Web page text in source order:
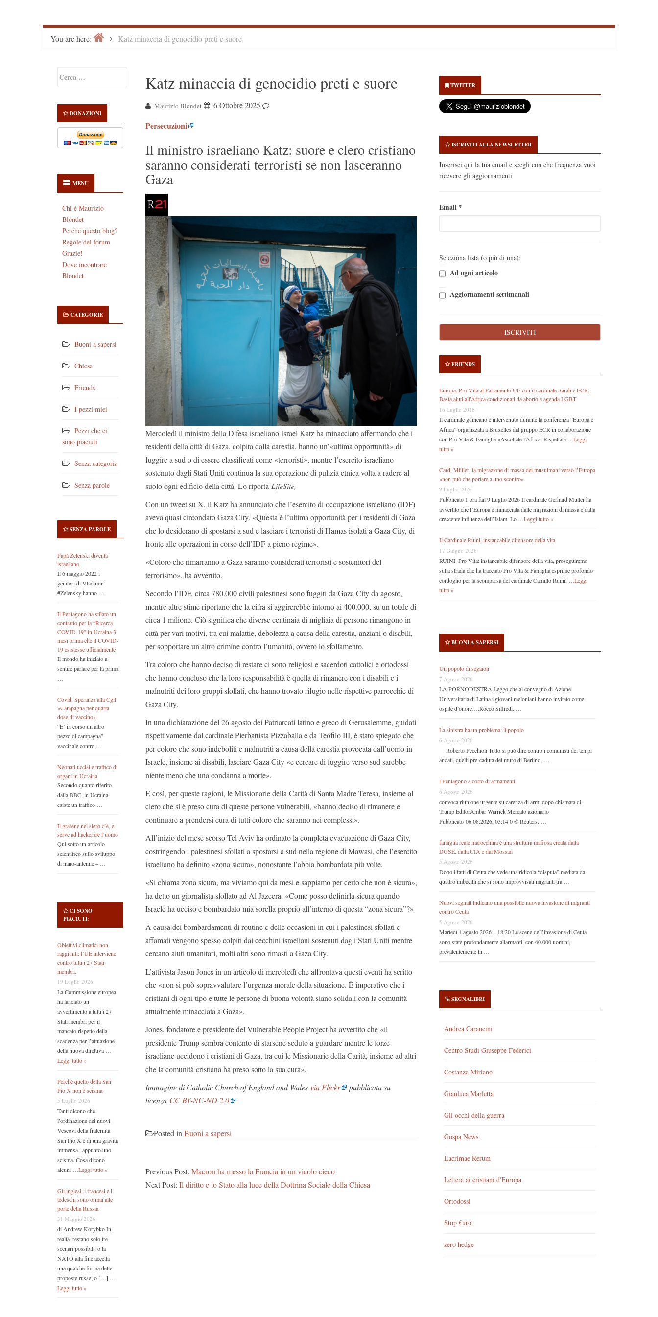
You are here: HomeKatz minaccia di genocidio preti e suore
Sidebar
per:
DONAZIONI
MENU
Chi è Maurizio
Blondet
Perché questo blog?
Regole del forum
Grazie!
Dove incontrare
Blondet
CATEGORIE
Buoni a sapersi
Chiesa
Friends
I pezzi miei
Pezzi che ci
sono piaciuti
Senza categoria
Senza parole
SENZA PAROLE
Papà Zelenski diventa
israeliano
Il 6 maggio 2022 i
genitori di Vladimir
#Zelensky hanno …
Il Pentagono ha stilato un
contratto per la “Ricerca
COVID-19” in Ucraina 3
mesi prima che il COVID-
19 esistesse ufficialmente
Il mondo ha iniziato a
sentire parlare per la prima
…
Covid, Speranza alla Cgil:
«Campagna per quarta
dose di vaccino»
“E’ in corso un altro
pezzo di campagna”
vaccinale contro …
Neonati uccisi e traffico di
organi in Ucraina
Secondo quanto riferito
dalla BBC, in Ucraina
esiste un traffico …
Il grafene nel siero c’è, e
serve ad hackerare l’uomo
Qui sotto un articolo
scientifico sullo sviluppo
di nano-antenne – …
CI SONO
PIACIUTI:
Obiettivi climatici non
raggiunti: l’UE interviene
contro tutti i 27 Stati
membri.
19 Luglio 2026
La Commissione europea
ha lanciato un
avvertimento a tutti i 27
Stati membri per il
mancato rispetto della
scadenza per l’attuazione
della nuova direttiva …
Leggi tutto »
Perché quello della San
Pio X non è scisma
5 Luglio 2026
Tanti dicono che
l’ordinazione dei nuovi
Vescovi della fraternità
San Pio X è di una gravità
immensa , appunto uno
scisma. Cosa dicono
alcuni …Leggi tutto »
Gli inglesi, i francesi e i
tedeschi sono ormai alle
porte della Russia
31 Maggio 2026
di Andrew Korybko In
realtà, restano solo tre
scenari possibili: o la
NATO alla fine accetta
una qualche forma delle
proposte russe; o […] …
Leggi tutto »
Katz minaccia di genocidio preti e suore
Maurizio Blondet 6 Ottobre 2025
Persecuzioni
Il ministro israeliano Katz: suore e clero cristiano
saranno considerati terroristi se non lasceranno
Gaza
Mercoledì il ministro della Difesa israeliano Israel Katz ha minacciato affermando che i
residenti della città di Gaza, colpita dalla carestia, hanno un’«ultima opportunità» di
fuggire a sud o di essere classificati come «terroristi», mentre l’esercito israeliano
sostenuto dagli Stati Uniti continua la sua operazione di pulizia etnica volta a radere al
suolo ogni edificio della città. Lo riporta LifeSite,
Con un tweet su X, il Katz ha annunciato che l’esercito di occupazione israeliano (IDF)
aveva quasi circondato Gaza City. «Questa è l’ultima opportunità per i residenti di Gaza
che lo desiderano di spostarsi a sud e lasciare i terroristi di Hamas isolati a Gaza City, di
fronte alle operazioni in corso dell’IDF a pieno regime».
«Coloro che rimarranno a Gaza saranno considerati terroristi e sostenitori del
terrorismo», ha avvertito.
Secondo l’IDF, circa 780.000 civili palestinesi sono fuggiti da Gaza City da agosto,
mentre altre stime riportano che la cifra si aggirerebbe intorno ai 400.000, su un totale di
circa 1 milione. Ciò significa che diverse centinaia di migliaia di persone rimangono in
città per vari motivi, tra cui malattie, debolezza a causa della carestia, anziani o disabili,
per sopportare un altro crimine contro l’umanità, ovvero lo sfollamento.
Tra coloro che hanno deciso di restare ci sono religiosi e sacerdoti cattolici e ortodossi
che hanno concluso che la loro responsabilità è quella di rimanere con i disabili e i
malnutriti dei loro gruppi sfollati, che hanno trovato rifugio nelle rispettive parrocchie di
Gaza City.
In una dichiarazione del 26 agosto dei Patriarcati latino e greco di Gerusalemme, guidati
rispettivamente dal cardinale Pierbattista Pizzaballa e da Teofilo III, è stato spiegato che
per coloro che sono indeboliti e malnutriti a causa della carestia provocata dall’uomo in
Israele, insieme ai disabili, lasciare Gaza City «e cercare di fuggire verso sud sarebbe
niente meno che una condanna a morte».
E così, per queste ragioni, le Missionarie della Carità di Santa Madre Teresa, insieme al
clero che si è preso cura di queste persone vulnerabili, «hanno deciso di rimanere e
continuare a prendersi cura di tutti coloro che saranno nei complessi».
All’inizio del mese scorso Tel Aviv ha ordinato la completa evacuazione di Gaza City,
costringendo i palestinesi sfollati a spostarsi a sud nella regione di Mawasi, che l’esercito
israeliano ha definito «zona sicura», nonostante l’abbia bombardata più volte.
«Si chiama zona sicura, ma viviamo qui da mesi e sappiamo per certo che non è sicura»,
ha detto un giornalista sfollato ad Al Jazeera. «Come posso definirla sicura quando
Israele ha ucciso e bombardato mia sorella proprio all’interno di questa “zona sicura”?»
A causa dei bombardamenti di routine e delle occasioni in cui i palestinesi sfollati e
affamati vengono spesso colpiti dai cecchini israeliani sostenuti dagli Stati Uniti mentre
cercano aiuti umanitari, molti altri sono rimasti a Gaza City.
L’attivista Jason Jones in un articolo di mercoledì che affrontava questi eventi ha scritto
che «non si può sopravvalutare l’urgenza morale della situazione. È imperativo che i
cristiani di ogni tipo e tutte le persone di buona volontà siano solidali con la comunità
attualmente minacciata a Gaza».
Jones, fondatore e presidente del Vulnerable People Project ha avvertito che «il
presidente Trump sembra contento di starsene seduto a guardare mentre le forze
israeliane uccidono i cristiani di Gaza, tra cui le Missionarie della Carità, insieme ad altri
che la comunità cristiana ha preso sotto la sua cura».
Immagine di Catholic Church of England and Wales via Flickr
pubblicata su
licenza CC BY-NC-ND 2.0
Posted in Buoni a sapersi
Previous Post: Macron ha messo la Francia in un vicolo cieco
Next Post: Il diritto e lo Stato alla luce della Dottrina Sociale della Chiesa
Sidebar
TWITTER
ISCRIVITI ALLA NEWSLETTER
Inserisci qui la tua email e scegli con che frequenza vuoi
ricevere gli aggiornamenti
Email *
Seleziona lista (o più di una):
Ad ogni articolo
Aggiornamenti settimanali
FRIENDS
Europa. Pro Vita al Parlamento UE con il cardinale Sarah e ECR:
Basta aiuti all’Africa condizionati da aborto e agenda LGBT
16 Luglio 2026
Il cardinale guineano è intervenuto durante la conferenza “Europa e
Africa” organizzata a Bruxelles dal gruppo ECR in collaborazione
con Pro Vita & Famiglia «Ascoltate l’Africa. Rispettate … Leggi
tutto »
Card. Müller: la migrazione di massa dei musulmani verso l’Europa
«non può che portare a uno scontro»
9 Luglio 2026
Pubblicato 1 ora fail 9 Luglio 2026 Il cardinale Gerhard Müller ha
avvertito che l’Europa è minacciata dalle migrazioni di massa e dalla
crescente influenza dell’Islam. Lo … Leggi tutto »
Il Cardinale Ruini, instancabile difensore della vita
17 Giugno 2026
RUINI. Pro Vita: instancabile difensore della vita, proseguiremo
sulla strada che ha tracciato Pro Vita & Famiglia esprime profondo
cordoglio per la scomparsa del cardinale Camillo Ruini, … Leggi
tutto »
BUONI A SAPERSI
Un popolo di segaioli
7 Agosto 2026
LA PORNODESTRA Leggo che al convegno di Azione
Universitaria di Latina i giovani meloniani hanno invitato come
ospite d’onore….Rocco Siffredi. …
La sinistra ha un problema: il popolo
6 Agosto 2026
Roberto Pecchioli Tutto si può dire contro i comunisti dei tempi
andati, quelli pre-caduta del muro di Berlino, …
l Pentagono a corto di armamenti
6 Agosto 2026
convoca riunione urgente su carenza di armi dopo chiamata di
Trump EditorAmbar Warrick Mercato azionario
Pubblicato 06.08.2026, 03:14 0 © Reuters. …
famiglia reale marocchina è una struttura mafiosa creata dalla
DGSE, dalla CIA e dal Mossad
5 Agosto 2026
Dopo i fatti di Ceuta che vede una ridicola “disputa” mediata da
quattro imbecilli che si sono improvvisati migranti tra …
Nuovi segnali indicano una possibile nuova invasione di migranti
contro Ceuta
5 Agosto 2026
Martedì 4 agosto 2026 – 18:20 Le scene dell’invasione di Ceuta
sono state profondamente allarmanti, con 60.000 uomini,
prevalentemente in …
SEGNALIBRI
Andrea Carancini
Centro Studi Giuseppe Federici
Costanza Miriano
Gianluca Marletta
Gli occhi della guerra
Gospa News
Lacrimae Rerum
Lettera ai cristiani d'Europa
Ortodossi
Stop €uro
zero hedge